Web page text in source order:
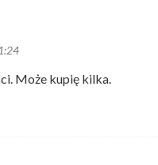
Może kupię kilka.